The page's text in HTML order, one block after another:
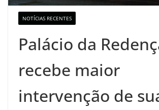
NOTÍCIAS RECENTES
Palácio da
recebe maior
intervenção de